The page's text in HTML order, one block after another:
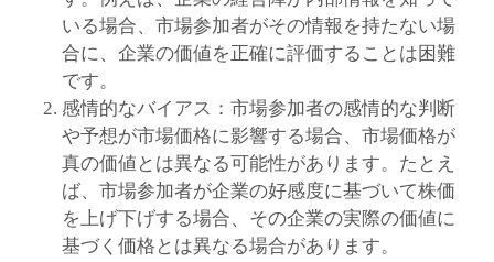
いる場合、市場参加者がその情報を持たない場
合に、企業の価値を正確に評価することは困難
です。
感情的なバイアス：市場参加者の感情的な判断
や予想が市場価格に影響する場合、市場価格が
真の価値とは異なる可能性があります。たとえ
ば、市場参加者が企業の好感度に基づいて株価
を上げ下げする場合、その企業の実際の価値に
基づく価格とは異なる場合があります。